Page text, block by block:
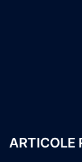
ARTICOLE